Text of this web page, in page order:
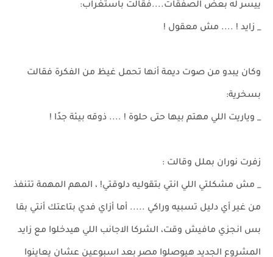
ييسر له بعض الصفقات....فقالت باستغراب:
_ زايد ! .... مش معقول !
وكان يبدو من صوت ديمة أنها تحمل غيظ من الفكرة فقالت
بسخرية:
_ وياريت اللي مهتم بيها حتى حلوة ! .... ذوقه بيئة جدًا !
زفرت نوران بملل وقالت :
_ مش مشكلتي اللي انتي بتقوليه دلوقتي! ، المهم المهمة تتنفذ
من غير أي دليل تسبيه وراكي ..... أما أزاي فدي بتاعتك أنتي بقا
بس انجزي مافيش وقت، الشركا الاجانب اللي هيدخلوا مع زايد
المشروع الجديد هيوصلوا مصر بعد اسبوعين عشان يعاينوا